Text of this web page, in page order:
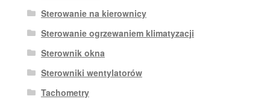
Sterowanie na kierownicy
Sterowanie ogrzewaniem klimatyzacji
Sterownik okna
Sterowniki wentylatorów
Tachometry